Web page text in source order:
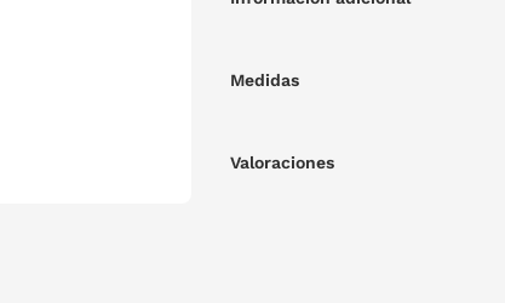
Medidas
Valoraciones